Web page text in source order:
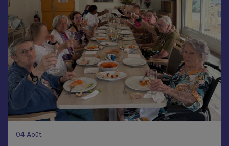
04 Août